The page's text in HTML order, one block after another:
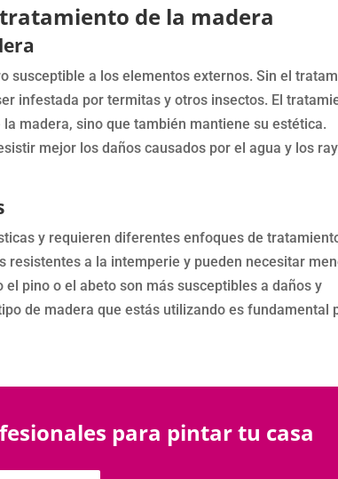
de la madera
susceptible a los elementos externos. Sin el
infestada por termitas y otros insectos. El
madera, sino que también mantiene su estética.
mejor los daños causados por el agua y los
y requieren diferentes enfoques de
resistentes a la intemperie y pueden necesitar
pino o el abeto son más susceptibles a daños y
de madera que estás utilizando es fundamental
para pintar tu casa